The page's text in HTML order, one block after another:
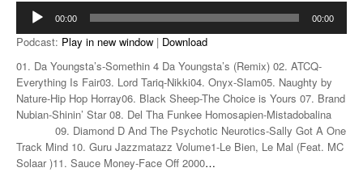
Lecteur
audio
00:00 00:00
Podcast: Play in new window | Download
01. Da Youngsta’s-Somethin 4 Da Youngsta’s (Remix) 02. ATCQ-
Everything Is Fair03. Lord Tariq-Nikki04. Onyx-Slam05. Naughty by
Nature-Hip Hop Horray06. Black Sheep-The Choice is Yours 07. Brand
Nubian-Shinin’ Star 08. Del Tha Funkee Homosapien-Mistadobalina
09. Diamond D And The Psychotic Neurotics-Sally Got A One
Track Mind 10. Guru Jazzmatazz Volume1-Le Bien, Le Mal (Feat. MC
Solaar )11. Sauce Money-Face Off 2000…